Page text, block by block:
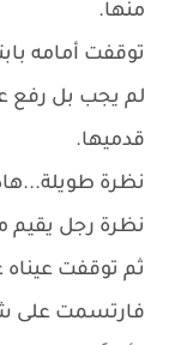
منها.
توقفت أمامه
لم يجب بل رفع
قدميها.
نظرة
نظرة رجل يقيم
ثم توقفت
فارتسمت على